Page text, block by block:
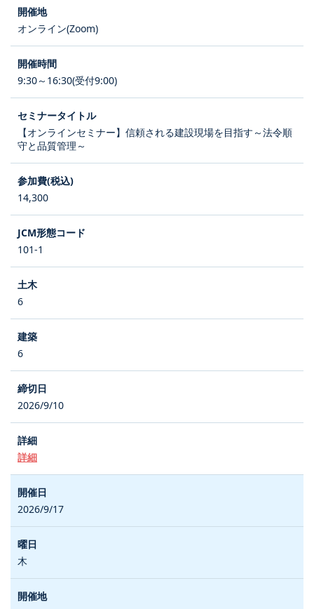
オンライン(Zoom)
9:30～16:30(受付9:00)
【オンラインセミナー】信頼される建設現場を目指す～法令順
守と品質管理～
14,300
101-1
6
6
2026/9/10
詳細
2026/9/17
木